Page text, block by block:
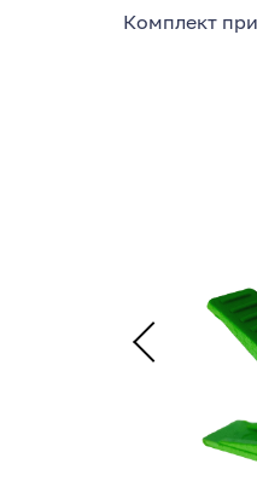
Комплект